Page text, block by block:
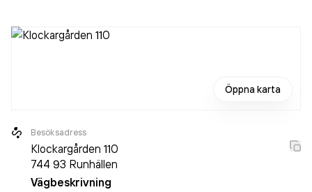
Öppna karta
Besöksadress
Klockargården 110
744 93 Runhällen
Vägbeskrivning